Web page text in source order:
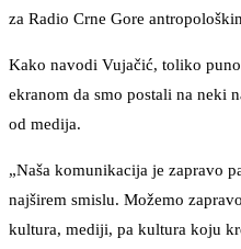
za Radio Crne Gore
Kako navodi Vujačić, toliko
ekranom da smo postali na neki
od medija.
„Naša komunikacija je zapravo
najširem smislu. Možemo
kultura, mediji, pa kultura koju